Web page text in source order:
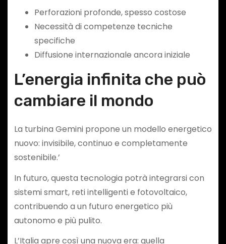
Perforazioni profonde, spesso costose
Necessità di competenze tecniche
specifiche
Diffusione internazionale ancora iniziale
L’energia infinita che può
cambiare il mondo
La turbina Gemini propone un modello energetico
nuovo: invisibile, continuo e completamente
sostenibile.’
In futuro, questa tecnologia potrà integrarsi con
sistemi smart, reti intelligenti e fotovoltaico,
contribuendo a un futuro energetico più
autonomo e più pulito.
L’Italia apre così una nuova era: quella